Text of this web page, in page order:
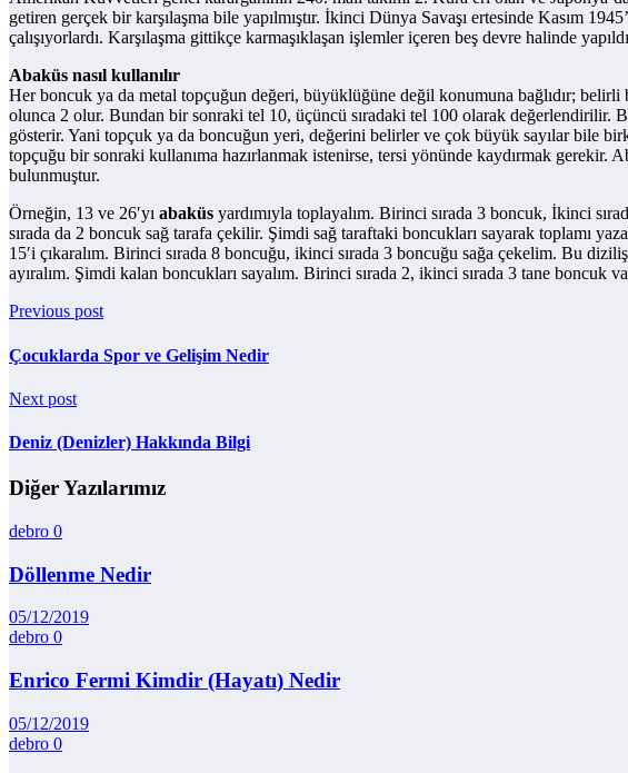
getiren gerçek bir karşılaşma bile yapılmıştır. İkinci Dünya Savaşı ertesinde Kasım
çalışıyorlardı. Karşılaşma gittikçe karmaşıklaşan işlemler içeren beş devre halinde
Abaküs nasıl kullanılır
Her boncuk ya da metal topçuğun değeri, büyüklüğüne değil konumuna bağlıdır;
olunca 2 olur. Bundan bir sonraki tel 10, üçüncü sıradaki tel 100 olarak
gösterir. Yani topçuk ya da boncuğun yeri, değerini belirler ve çok büyük sayılar bile
topçuğu bir sonraki kullanıma hazırlanmak istenirse, tersi yönünde kaydırmak gerekir.
bulunmuştur.
Örneğin, 13 ve 26′yı abaküs yardımıyla toplayalım. Birinci sırada 3 boncuk, İkinci
sırada da 2 boncuk sağ tarafa çekilir. Şimdi sağ taraftaki boncukları sayarak toplamı
15′i çıkaralım. Birinci sırada 8 boncuğu, ikinci sırada 3 boncuğu sağa çekelim. Bu
ayıralım. Şimdi kalan boncukları sayalım. Birinci sırada 2, ikinci sırada 3 tane boncuk
Previous post
Çocuklarda Spor ve Gelişim Nedir
Next post
Deniz (Denizler) Hakkında Bilgi
Diğer Yazılarımız
debro 0
Döllenme Nedir
05/12/2019
debro 0
Enrico Fermi Kimdir (Hayatı) Nedir
05/12/2019
debro 0